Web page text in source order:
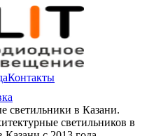
Контакты
светильники в Казани.
светильников в